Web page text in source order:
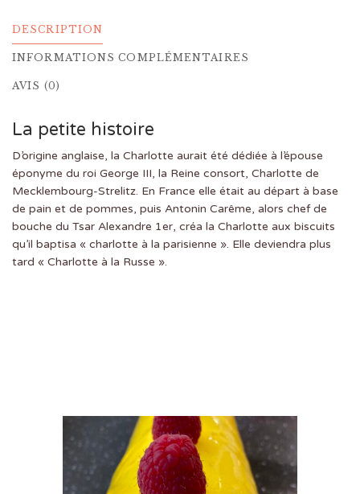
DESCRIPTION
INFORMATIONS COMPLÉMENTAIRES
AVIS (0)
La petite histoire
D’origine anglaise, la Charlotte aurait été dédiée à l’épouse
éponyme du roi George III, la Reine consort, Charlotte de
Mecklembourg-Strelitz. En France elle était au départ à base
de pain et de pommes, puis Antonin Carême, alors chef de
bouche du Tsar Alexandre 1er, créa la Charlotte aux biscuits
qu’il baptisa « charlotte à la parisienne ». Elle deviendra plus
tard « Charlotte à la Russe ».